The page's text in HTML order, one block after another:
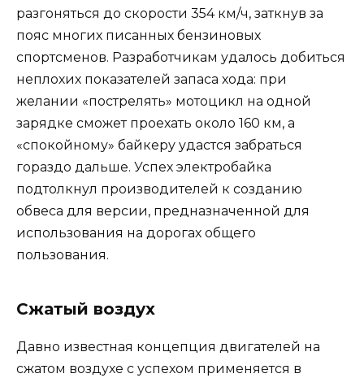
разгоняться до скорости 354 км/ч, заткнув за
пояс многих писанных бензиновых
спортсменов. Разработчикам удалось добиться
неплохих показателей запаса хода: при
желании «пострелять» мотоцикл на одной
зарядке сможет проехать около 160 км, а
«спокойному» байкеру удастся забраться
гораздо дальше. Успех электробайка
подтолкнул производителей к созданию
обвеса для версии, предназначенной для
использования на дорогах общего
пользования.
Сжатый воздух
Давно известная концепция двигателей на
сжатом воздухе с успехом применяется в